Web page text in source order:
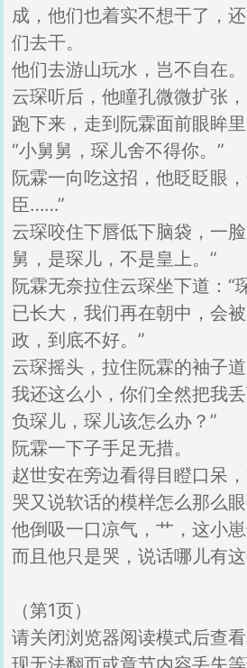
成，他们也着实不想干了，
们去干。
他们去游山玩水，岂不自在。
云琛听后，他瞳孔微微扩张
跑下来，走到阮霖面前眼眸
“小舅舅，琛儿舍不得你。”
阮霖一向吃这招，他眨眨眼，
臣……”
云琛咬住下唇低下脑袋，一
舅，是琛儿，不是皇上。”
阮霖无奈拉住云琛坐下道：“
已长大，我们再在朝中，会
政，到底不好。”
云琛摇头，拉住阮霖的袖子道
我还这么小，你们全然把我
负琛儿，琛儿该怎么办？”
阮霖一下子手足无措。
赵世安在旁边看得目瞪口呆
哭又说软话的模样怎么那么眼
他倒吸一口凉气，艹，这小崽
而且他只是哭，说话哪儿有这
（第1页）
请关闭浏览器阅读模式后查